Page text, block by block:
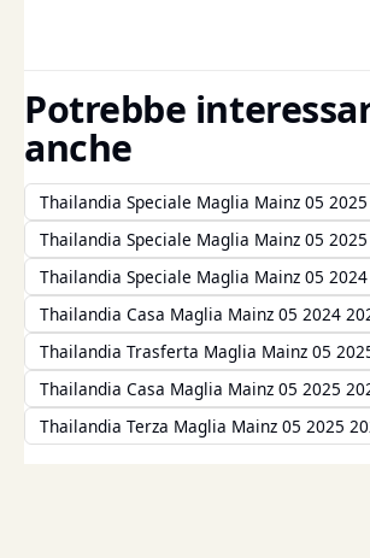
Potrebbe
anche
Thailandia Speciale Maglia Mainz 05
Thailandia Speciale Maglia Mainz 05
Thailandia Speciale Maglia Mainz 05
Thailandia Casa Maglia Mainz 05 2024
Thailandia Trasferta Maglia Mainz 05
Thailandia Casa Maglia Mainz 05 2025
Thailandia Terza Maglia Mainz 05 2025